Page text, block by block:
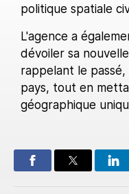
politique spatiale
L'agence a
dévoiler sa
rappelant le
pays, tout en
géographique